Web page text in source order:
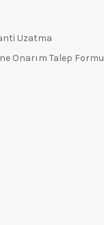
Uzatma
Onarım Talep Formu